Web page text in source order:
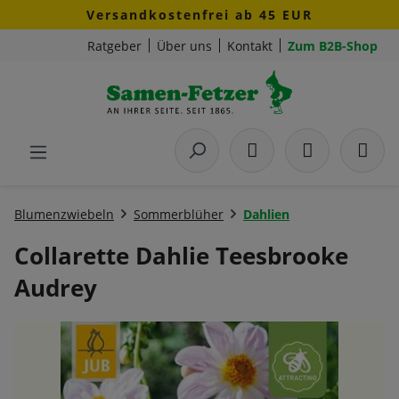
Zum Hauptinhalt springen
Versandkostenfrei ab 45 EUR
Ratgeber
Über uns Kontakt Zum B2B-Shop
Blumenzwiebeln Sommerblüher Dahlien
Collarette Dahlie Teesbrooke
Audrey
Bildergalerie überspringen